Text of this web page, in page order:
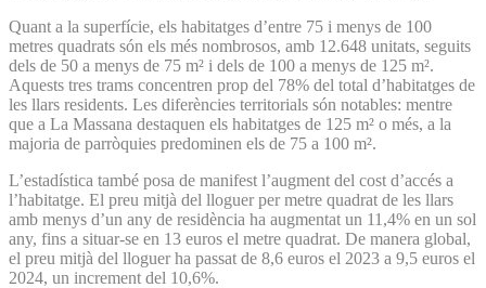
Quant a la superfície, els habitatges d’entre 75 i menys de 100
metres quadrats són els més nombrosos, amb 12.648 unitats, seguits
dels de 50 a menys de 75 m² i dels de 100 a menys de 125 m².
Aquests tres trams concentren prop del 78% del total d’habitatges de
les llars residents. Les diferències territorials són notables: mentre
que a La Massana destaquen els habitatges de 125 m² o més, a la
majoria de parròquies predominen els de 75 a 100 m².
L’estadística també posa de manifest l’augment del cost d’accés a
l’habitatge. El preu mitjà del lloguer per metre quadrat de les llars
amb menys d’un any de residència ha augmentat un 11,4% en un sol
any, fins a situar-se en 13 euros el metre quadrat. De manera global,
el preu mitjà del lloguer ha passat de 8,6 euros el 2023 a 9,5 euros el
2024, un increment del 10,6%.